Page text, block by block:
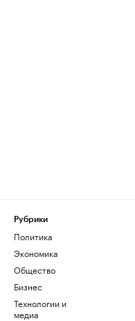
Рубрики
Политика
Экономика
Общество
Бизнес
Технологии и
медиа